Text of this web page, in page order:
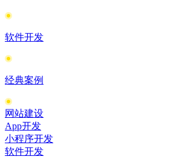
软件开发
经典案例
网站建设
App开发
小程序开发
软件开发